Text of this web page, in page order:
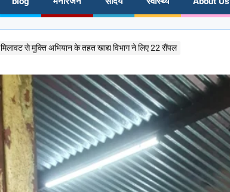
मिलावट से मुक्ति अभियान के तहत खाद्य विभाग ने लिए 22 सैंपल